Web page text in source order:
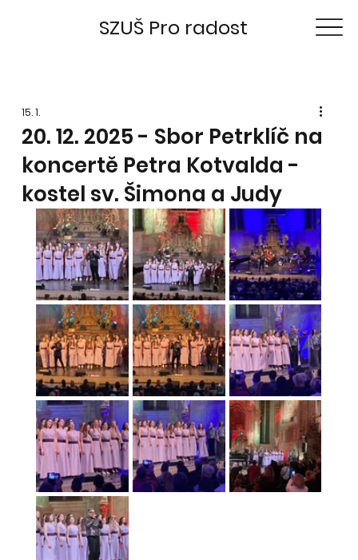
SZUŠ Pro radost
20. 12. 2025 - Sbor Petrklíč na
koncertě Petra Kotvalda -
kostel sv. Šimona a Judy
15. 1.